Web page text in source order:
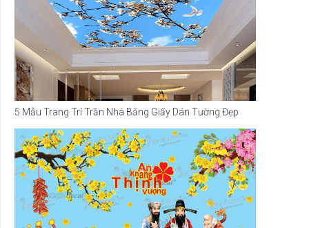
5 Mẫu Trang Trí Trần Nhà Bằng Giấy Dán Tường Đẹp